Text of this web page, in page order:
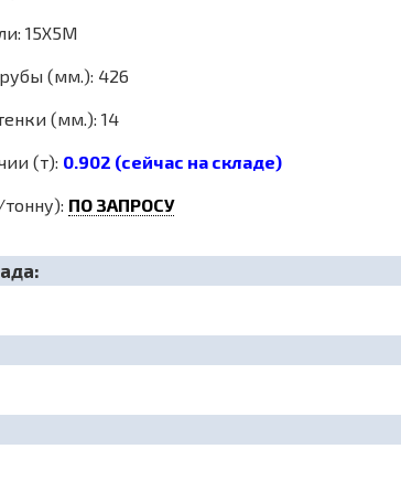
15Х5М
(мм.): 426
(мм.): 14
(т): 0.902 (сейчас на складе)
ПО ЗАПРОСУ